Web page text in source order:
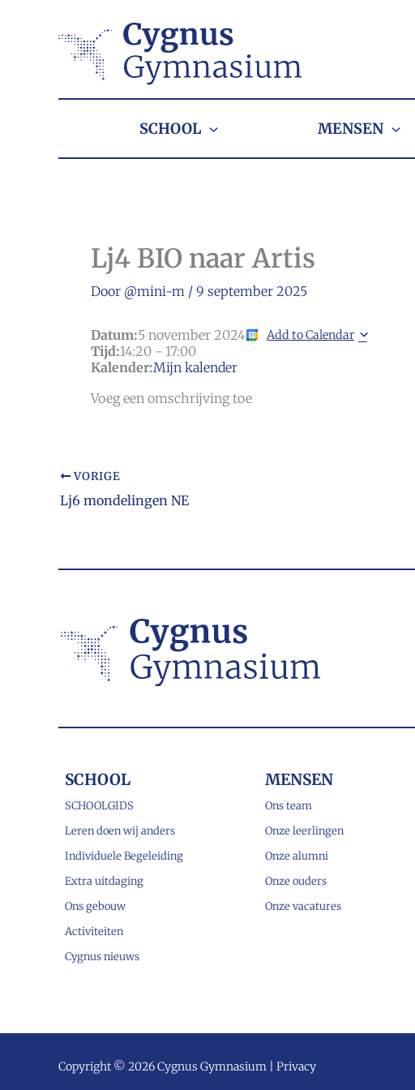
SCHOOL MENSEN
Lj4 BIO naar Artis
Door @mini-m / 9 september 2025
Datum:5 november 2024 Add to Calendar
Tijd:14:20 - 17:00
Kalender:Mijn kalender
Voeg een omschrijving toe
VORIGE
Lj6 mondelingen NE
SCHOOL
SCHOOLGIDS
Leren doen wij anders
Individuele Begeleiding
Extra uitdaging
Ons gebouw
Activiteiten
Cygnus nieuws
MENSEN
Ons team
Onze leerlingen
Onze alumni
Onze ouders
Onze vacatures
Copyright © 2026 Cygnus Gymnasium | Privacy